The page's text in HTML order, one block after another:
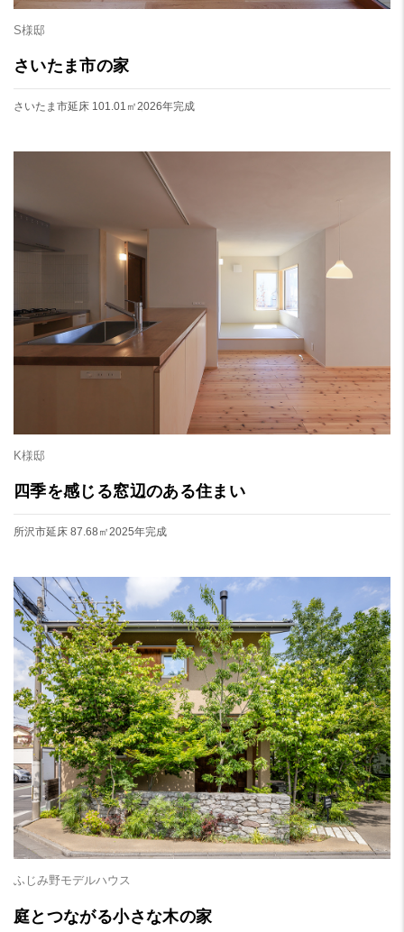
S様邸
さいたま市の家
さいたま市延床 101.01㎡2026年完成
K様邸
四季を感じる窓辺のある住まい
所沢市延床 87.68㎡2025年完成
ふじみ野モデルハウス
庭とつながる小さな木の家